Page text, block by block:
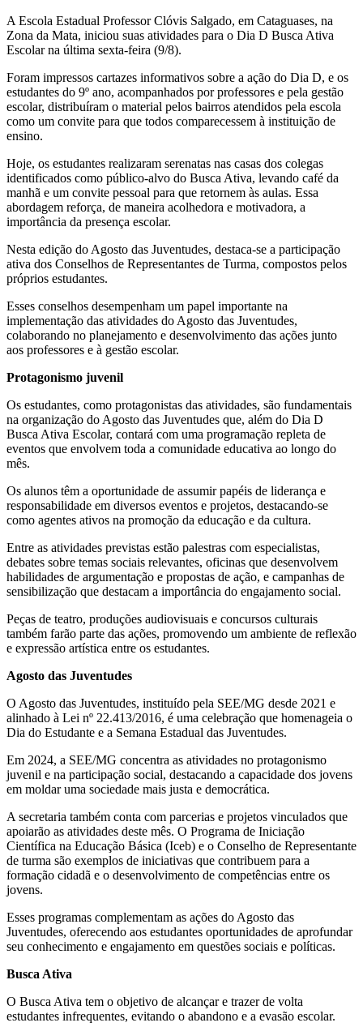
A Escola Estadual Professor Clóvis Salgado, em Cataguases, na
Zona da Mata, iniciou suas atividades para o Dia D Busca Ativa
Escolar na última sexta-feira (9/8).
Foram impressos cartazes informativos sobre a ação do Dia D, e os
estudantes do 9º ano, acompanhados por professores e pela gestão
escolar, distribuíram o material pelos bairros atendidos pela escola
como um convite para que todos comparecessem à instituição de
ensino.
Hoje, os estudantes realizaram serenatas nas casas dos colegas
identificados como público-alvo do Busca Ativa, levando café da
manhã e um convite pessoal para que retornem às aulas. Essa
abordagem reforça, de maneira acolhedora e motivadora, a
importância da presença escolar.
Nesta edição do Agosto das Juventudes, destaca-se a participação
ativa dos Conselhos de Representantes de Turma, compostos pelos
próprios estudantes.
Esses conselhos desempenham um papel importante na
implementação das atividades do Agosto das Juventudes,
colaborando no planejamento e desenvolvimento das ações junto
aos professores e à gestão escolar.
Protagonismo juvenil
Os estudantes, como protagonistas das atividades, são fundamentais
na organização do Agosto das Juventudes que, além do Dia D
Busca Ativa Escolar, contará com uma programação repleta de
eventos que envolvem toda a comunidade educativa ao longo do
mês.
Os alunos têm a oportunidade de assumir papéis de liderança e
responsabilidade em diversos eventos e projetos, destacando-se
como agentes ativos na promoção da educação e da cultura.
Entre as atividades previstas estão palestras com especialistas,
debates sobre temas sociais relevantes, oficinas que desenvolvem
habilidades de argumentação e propostas de ação, e campanhas de
sensibilização que destacam a importância do engajamento social.
Peças de teatro, produções audiovisuais e concursos culturais
também farão parte das ações, promovendo um ambiente de reflexão
e expressão artística entre os estudantes.
Agosto das Juventudes
O Agosto das Juventudes, instituído pela SEE/MG desde 2021 e
alinhado à Lei nº 22.413/2016, é uma celebração que homenageia o
Dia do Estudante e a Semana Estadual das Juventudes.
Em 2024, a SEE/MG concentra as atividades no protagonismo
juvenil e na participação social, destacando a capacidade dos jovens
em moldar uma sociedade mais justa e democrática.
A secretaria também conta com parcerias e projetos vinculados que
apoiarão as atividades deste mês. O Programa de Iniciação
Científica na Educação Básica (Iceb) e o Conselho de Representante
de turma são exemplos de iniciativas que contribuem para a
formação cidadã e o desenvolvimento de competências entre os
jovens.
Esses programas complementam as ações do Agosto das
Juventudes, oferecendo aos estudantes oportunidades de aprofundar
seu conhecimento e engajamento em questões sociais e políticas.
Busca Ativa
O Busca Ativa tem o objetivo de alcançar e trazer de volta
estudantes infrequentes, evitando o abandono e a evasão escolar.